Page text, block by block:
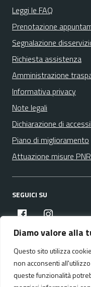
Diamo valore alla
Questo sito utilizza
non acconsenti
queste funzionalità
Leggi le FAQ
Prenotazione
Segnalazione
Richiesta assistenza
Amministrazione
Informativa privacy
Note legali
Dichiarazione di
Piano di miglioramento
Attuazione misure
SEGUICI SU
facebookinstagram
Media policy